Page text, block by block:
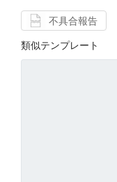
不具合報告
類似テンプレート